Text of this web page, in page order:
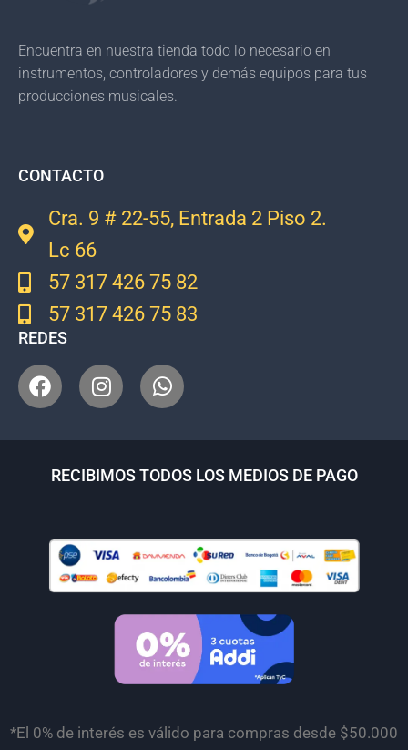
Encuentra en nuestra tienda todo lo necesario en
instrumentos, controladores y demás equipos para tus
producciones musicales.
CONTACTO
Cra. 9 # 22-55, Entrada 2 Piso 2.
Lc 66
57 317 426 75 82
57 317 426 75 83
REDES
RECIBIMOS TODOS LOS MEDIOS DE PAGO
*El 0% de interés es válido para compras desde $50.000